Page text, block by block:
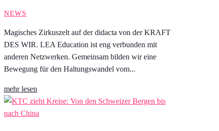
NEWS
Magisches Zirkuszelt auf der didacta von der KRAFT
DES WIR. LEA Education ist eng verbunden mit
anderen Netzwerken. Gemeinsam bilden wir eine
Bewegung für den Haltungswandel vom...
mehr lesen